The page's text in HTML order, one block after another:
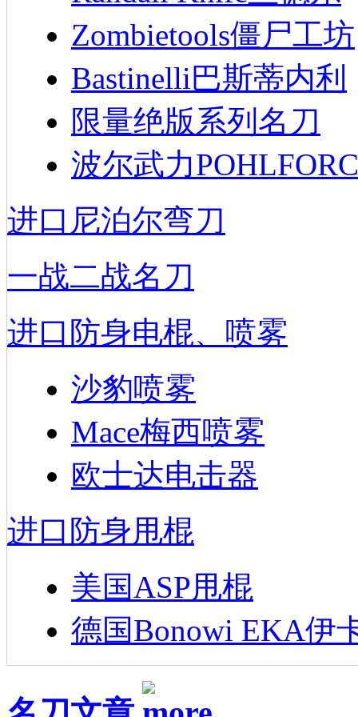
Zombietools僵尸工坊
Bastinelli巴斯蒂内利
限量绝版系列名刀
波尔武力
进口尼泊尔弯刀
一战二战名刀
进口防身电棍、喷雾
沙豹喷雾
Mace梅西喷雾
欧士达电击器
进口防身甩棍
美国ASP甩棍
德国Bonowi EKA伊